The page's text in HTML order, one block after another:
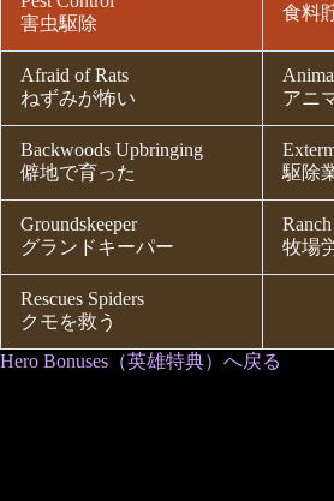
害虫駆除
食料
Afraid of Rats
ねずみが怖い
アニ
Backwoods Upbringing
僻地で育った
駆除
Groundskeeper
グランドキーパー
牧場
Rescues Spiders
クモを救う
Hero Bonuses（英雄特典）へ戻る